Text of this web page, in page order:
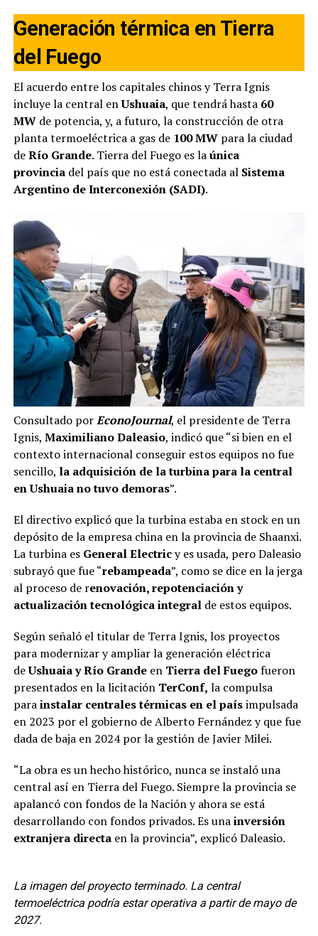
Generación térmica en Tierra
del Fuego
El acuerdo entre los capitales chinos y Terra Ignis
incluye la central enUshuaia, que tendrá hasta 60
MWde potencia, y, a futuro, la construcción de otra
planta termoeléctrica a gas de 100 MWpara la ciudad
deRío Grande. Tierra del Fuego es laúnica
provinciadel país que no está conectada al Sistema
Argentino de Interconexión (SADI).
Consultado porEconoJournal, el presidente de Terra
Ignis, Maximiliano Daleasio, indicó que “si bien en el
contexto internacional conseguir estos equipos no fue
sencillo, la adquisición de la turbina para la central
en Ushuaia no tuvo demoras”.
El directivo explicó que la turbina estaba en stock en un
depósito de la empresa china en la provincia de Shaanxi.
La turbina es General Electricy es usada, pero Daleasio
subrayó que fue “rebampeada”, como se dice en la jerga
al proceso de renovación, repotenciación y
actualización tecnológica integral de estos equipos.
Según señaló el titular de Terra Ignis, los proyectos
para modernizar y ampliar la generación eléctrica
deUshuaia y Río Grandeen Tierra del Fuegofueron
presentados en la licitación TerConf, la compulsa
parainstalar centrales térmicas en el paísimpulsada
en 2023 por el gobierno de Alberto Fernández y que fue
dada de baja en 2024 por la gestión de Javier Milei.
“La obra es un hecho histórico, nunca se instaló una
central así en Tierra del Fuego. Siempre la provincia se
apalancó con fondos de la Nación y ahora se está
desarrollando con fondos privados. Es unainversión
extranjera directaen la provincia”, explicó Daleasio.
La imagen del proyecto terminado. La central
termoeléctrica podría estar operativa a partir de mayo de
2027.